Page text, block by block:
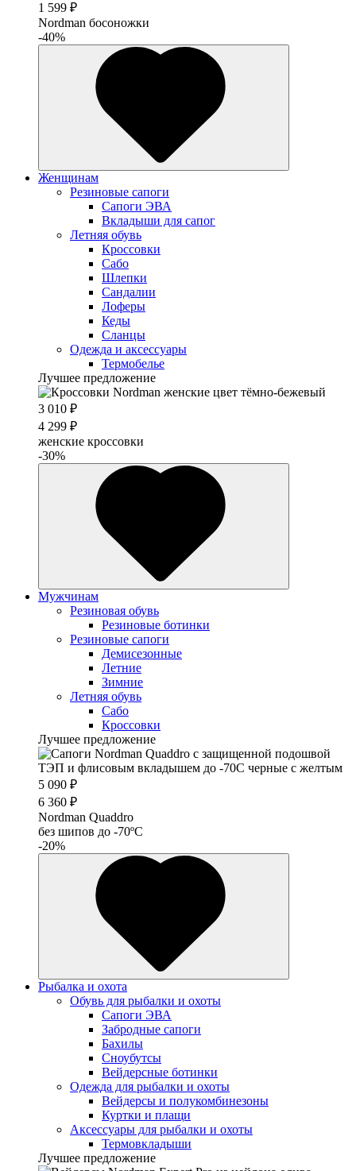
1 599 ₽
Nordman босоножки
-40%
Женщинам
Резиновые сапоги
Cапоги ЭВА
Вкладыши для сапог
Летняя обувь
Кроссовки
Сабо
Шлепки
Сандалии
Лоферы
Кеды
Сланцы
Одежда и аксессуары
Термобелье
Лучшее предложение
3 010 ₽
4 299 ₽
женские кроссовки
-30%
Мужчинам
Резиновая обувь
Резиновые ботинки
Резиновые сапоги
Демисезонные
Летние
Зимние
Летняя обувь
Сабо
Кроссовки
Лучшее предложение
5 090 ₽
6 360 ₽
Nordman Quaddro
без шипов до -70ºС
-20%
Рыбалка и охота
Обувь для рыбалки и охоты
Сапоги ЭВА
Забродные сапоги
Бахилы
Сноубутсы
Вейдерсные ботинки
Одежда для рыбалки и охоты
Вейдерсы и полукомбинезоны
Куртки и плащи
Аксессуары для рыбалки и охоты
Термовкладыши
Лучшее предложение